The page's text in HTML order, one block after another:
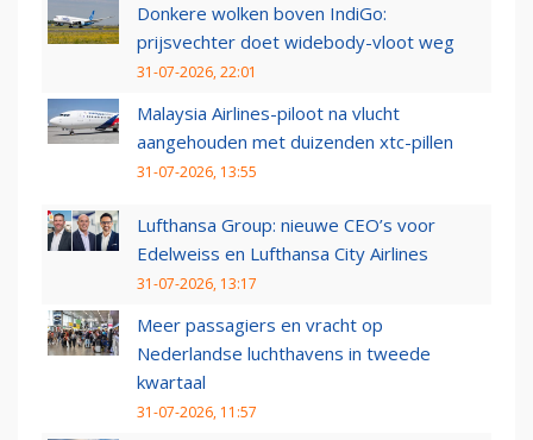
Donkere wolken boven IndiGo:
prijsvechter doet widebody-vloot weg
31-07-2026, 22:01
Malaysia Airlines-piloot na vlucht
aangehouden met duizenden xtc-pillen
31-07-2026, 13:55
Lufthansa Group: nieuwe CEO’s voor
Edelweiss en Lufthansa City Airlines
31-07-2026, 13:17
Meer passagiers en vracht op
Nederlandse luchthavens in tweede
kwartaal
31-07-2026, 11:57